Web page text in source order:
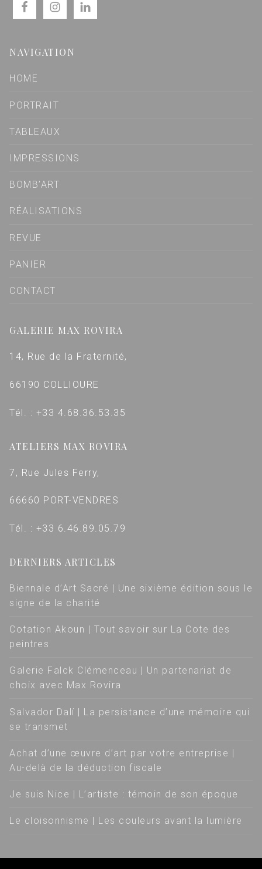
NAVIGATION
HOME
PORTRAIT
TABLEAUX
IMPRESSIONS
BOMB’ART
RÉALISATIONS
REVUE
PANIER
CONTACT
GALERIE MAX ROVIRA
14, Rue de la Fraternité,
66190 COLLIOURE
Tél. : +33 4.68.36.53.35
ATELIERS MAX ROVIRA
7, Rue Jules Ferry,
66660 PORT-VENDRES
Tél. : +33 6.46.89.05.79
DERNIERS ARTICLES
Biennale d’Art Sacré | Une sixième édition sous le
signe de la charité
Cotation Akoun | Tout savoir sur La Cote des
peintres
Galerie Falck Clémenceau | Un partenariat de
choix avec Max Rovira
Salvador Dalí | La persistance d’une mémoire qui
se transmet
Achat d’une œuvre d’art par votre entreprise |
Au-delà de la déduction fiscale
Je suis Nice | L’artiste : témoin de son époque
Le cloisonnisme | Les couleurs avant la lumière